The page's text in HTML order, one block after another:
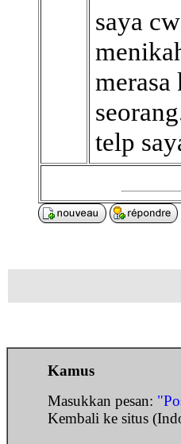
saya
merasa
telp
Kamus
Masukkan pesan:
Kembali ke situs